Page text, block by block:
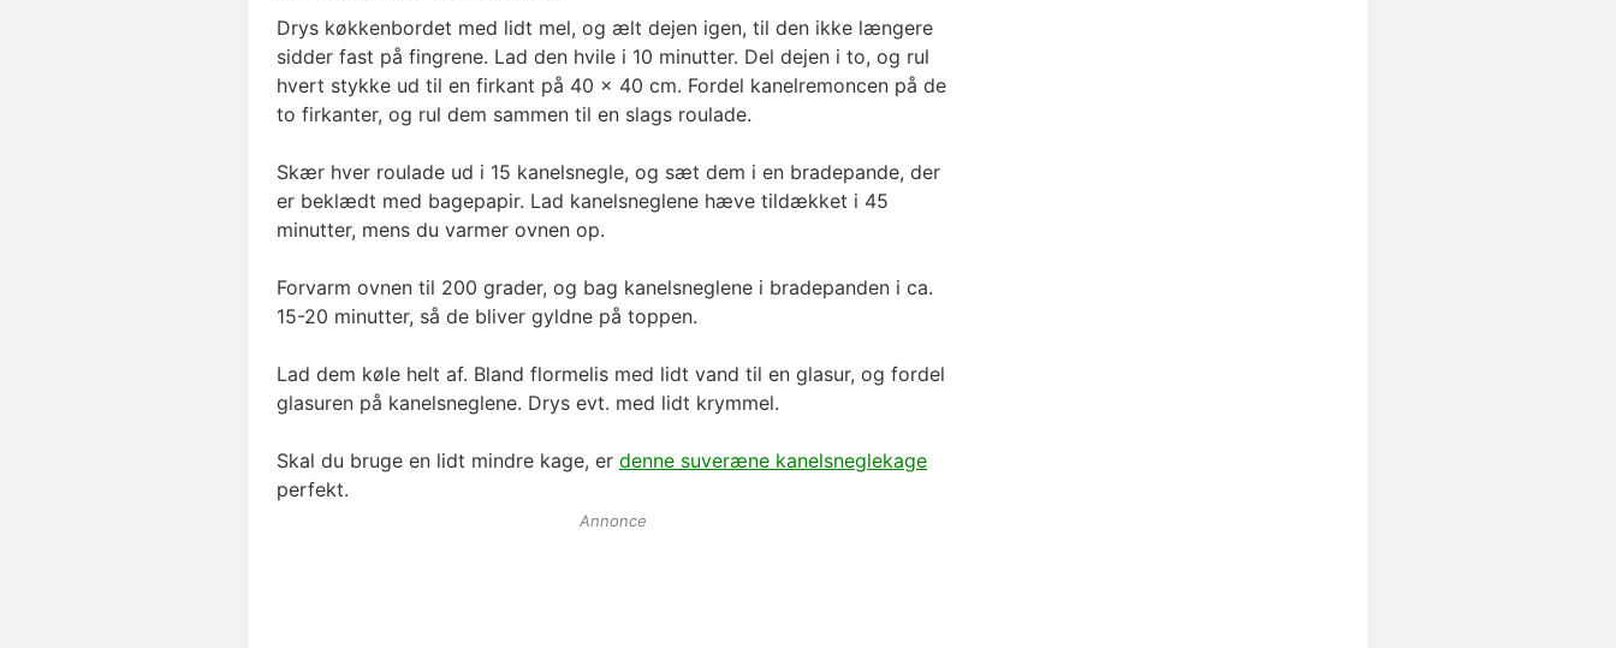
Drys køkkenbordet med lidt mel, og ælt dejen igen, til den ikke længere
sidder fast på fingrene. Lad den hvile i 10 minutter. Del dejen i to, og rul
hvert stykke ud til en firkant på 40 x 40 cm. Fordel kanelremoncen på de
to firkanter, og rul dem sammen til en slags roulade.
Skær hver roulade ud i 15 kanelsnegle, og sæt dem i en bradepande, der
er beklædt med bagepapir. Lad kanelsneglene hæve tildækket i 45
minutter, mens du varmer ovnen op.
Forvarm ovnen til 200 grader, og bag kanelsneglene i bradepanden i ca.
15-20 minutter, så de bliver gyldne på toppen.
Lad dem køle helt af. Bland flormelis med lidt vand til en glasur, og fordel
glasuren på kanelsneglene. Drys evt. med lidt krymmel.
Skal du bruge en lidt mindre kage, er denne suveræne kanelsneglekage
perfekt.
Annonce